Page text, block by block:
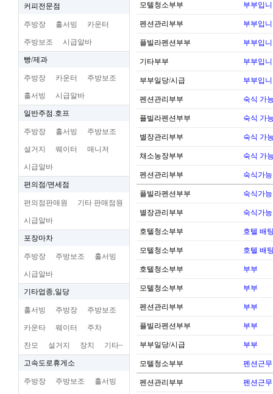
커피전문점
주방장 홀서빙 카운터
주방보조 시급알바
빵/제과
주방장 카운터 주방보조
홀서빙 시급알바
일반주점.호프
주방장 홀서빙 주방보조
설거지 웨이터 매니저
시급알바
편의점/면세점
편의점판매원 기타 판매점원
시급알바
포장마차
주방장 주방보조 홀서빙
시급알바
기타업종,일당
홀서빙 주방장 주방보조
카운타 웨이터 주차
찬모 설거지 장치 기타~
고속도로휴게소
주방장 주방보조 홀서빙
모텔청소부부 부부입
펜션관리부부 부부입
플빌라펜션부부 부부입
기타부부 부부입
부부일당/시급 부부입
펜션관리부부 숙식 가
플빌라펜션부부 숙식 가
별장관리부부 숙식 가
채소농장부부 숙식 가
펜션관리부부 숙식가
플빌라펜션부부 숙식가
별장관리부부 숙식가
호텔청소부부 호텔 배
모텔청소부부 호텔 배
호텔청소부부 부부
모텔청소부부 부부
펜션관리부부 부부
플빌라펜션부부 부부
부부일당/시급 부부
모텔청소부부 펜션근
펜션관리부부 펜션근